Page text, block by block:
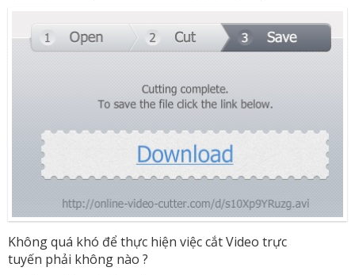
Không quá khó để thực hiện việc cắt Video trực
tuyến phải không nào ?